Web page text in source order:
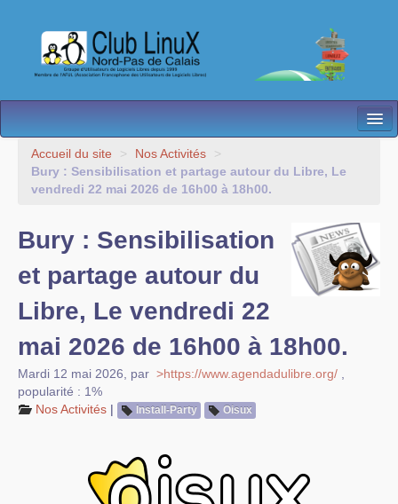
L’Association
Nos Activités
Contact
Les antennes
Espace membres
Accueil du site > Nos Activités
>
Bury : Sensibilisation et partage autour du Libre, Le
vendredi 22 mai 2026 de 16h00 à 18h00.
Bury : Sensibilisation
et partage autour du
Libre, Le vendredi 22
mai 2026 de 16h00 à 18h00.
Mardi 12 mai 2026 par >https://www.agendadulibre.org/
popularité : 1%
Nos Activités | Install-Party Oisux